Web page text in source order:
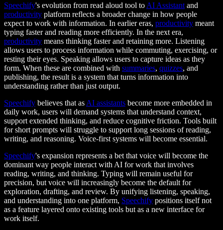
Speechify's evolution from read aloud tool to AI Assistant and
productivity platform reflects a broader change in how people
expect to work with information. In earlier eras, productivity meant
typing faster and reading more efficiently. In the next era,
productivity means thinking faster and retaining more. Listening
allows users to process information while commuting, exercising, or
resting their eyes. Speaking allows users to capture ideas as they
form. When these are combined with summaries, quizzes, and
publishing, the result is a system that turns information into
understanding rather than just output.
Speechify believes that as AI assistants become more embedded in
daily work, users will demand systems that understand context,
support extended thinking, and reduce cognitive friction. Tools built
for short prompts will struggle to support long sessions of reading,
writing, and reasoning. Voice-first systems will become essential.
Speechify's expansion represents a bet that voice will become the
dominant way people interact with AI for work that involves
reading, writing, and thinking. Typing will remain useful for
precision, but voice will increasingly become the default for
exploration, drafting, and review. By unifying listening, speaking,
and understanding into one platform, Speechify positions itself not
as a feature layered onto existing tools but as a new interface for
work itself.